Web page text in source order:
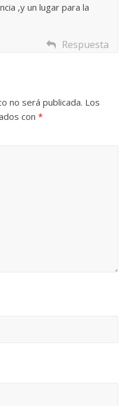
,y un lugar para la
Respuesta
no será publicada. Los
con*